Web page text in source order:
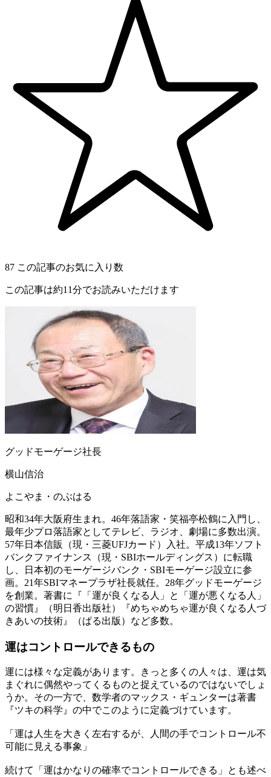
87 この記事のお気に入り数
この記事は約11分でお読みいただけます
グッドモーゲージ社長
横山信治
よこやま・のぶはる
昭和34年大阪府生まれ。46年落語家・笑福亭松鶴に入門し、
最年少プロ落語家としてテレビ、ラジオ、劇場に多数出演。
57年日本信販（現・三菱UFJカード）入社。平成13年ソフト
バンクファイナンス（現・SBIホールディングス）に転職
し、日本初のモーゲージバンク・SBIモーゲージ設立に参
画。21年SBIマネープラザ社長就任。28年グッドモーゲージ
を創業。著書に『「運が良くなる人」と「運が悪くなる人」
の習慣』（明日香出版社）『めちゃめちゃ運が良くなる人づ
きあいの技術』（ぱる出版）など多数。
運はコントロールできるもの
運には様々な定義があります。きっと多くの人々は、運は気
まぐれに偶然やってくるものと捉えているのではないでしょ
うか。その一方で、数学者のマックス・ギュンターは著書
『ツキの科学』の中でこのように定義づけています。
「運は人生を大きく左右するが、人間の手でコントロール不
可能に見える事象」
続けて「運はかなりの確率でコントロールできる」とも述べ